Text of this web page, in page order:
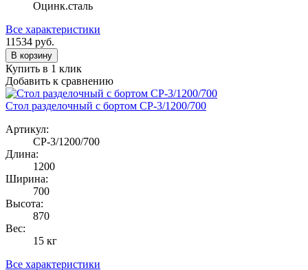
Оцинк.сталь
Все характеристики
11534 руб.
В корзину
Купить в 1 клик
Добавить к сравнению
Стол разделочный с бортом СР-3/1200/700
Артикул:
СР-3/1200/700
Длина:
1200
Ширина:
700
Высота:
870
Вес:
15 кг
Все характеристики